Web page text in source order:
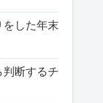
した年末
断するチ